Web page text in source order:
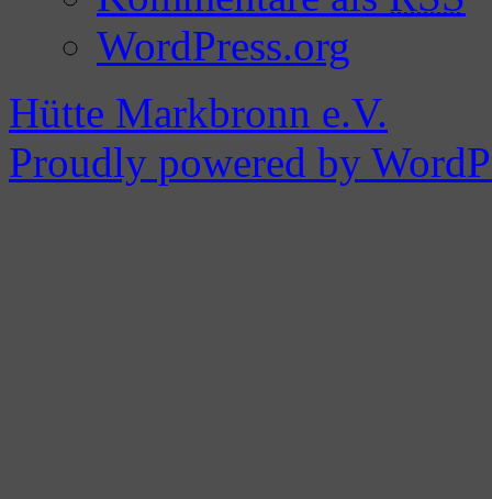
WordPress.org
Hütte Markbronn e.V.
Proudly powered by